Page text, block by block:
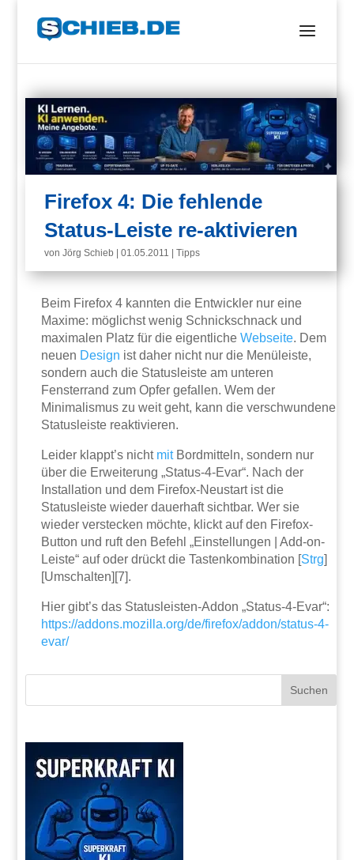
Firefox 4: Die fehlende
Status-Leiste re-aktivieren
vonJörg Schieb |01.05.2011 |Tipps
Beim Firefox 4 kannten die Entwickler nur eine
Maxime: möglichst wenig Schnickschnack und
maximalen Platz für die eigentlicheWebseite. Dem
neuen Design ist daher nicht nur die Menüleiste,
sondern auch die Statusleiste am unteren
Fensterrand zum Opfer gefallen. Wem der
Minimalismus zu weit geht, kann die verschwundene
Statusleiste reaktivieren.
Leider klappt’s nicht mitBordmitteln, sondern nur
über die Erweiterung „Status-4-Evar“. Nach der
Installation und dem Firefox-Neustart ist die
Statusleiste wieder dauerhaft sichtbar. Wer sie
wieder verstecken möchte, klickt auf den Firefox-
Button und ruft den Befehl „Einstellungen | Add-on-
Leiste“ auf oder drückt die Tastenkombination [ Strg
[Umschalten][7].
Hier gibt’s das Statusleisten-Addon „Status-4-Evar“:
https://addons.mozilla.org/de/firefox/addon/status-4-
evar/